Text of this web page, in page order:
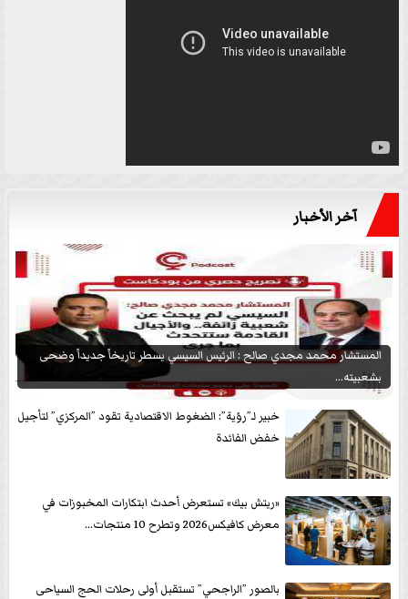
آخر الأخبار
المستشار محمد مجدي صالح : الرئيس السيسي يسطر تاريخاً جديداً وضحى
بشعبيته...
خبير لـ”رؤية”: الضغوط الاقتصادية تقود ”المركزي” لتأجيل
خفض الفائدة
«ريتش بيك» تستعرض أحدث ابتكارات المخبوزات في
معرض كافيكس2026 وتطرح 10 منتجات...
بالصور ”الراجحي” تستقبل أولى رحلات الحج السياحى